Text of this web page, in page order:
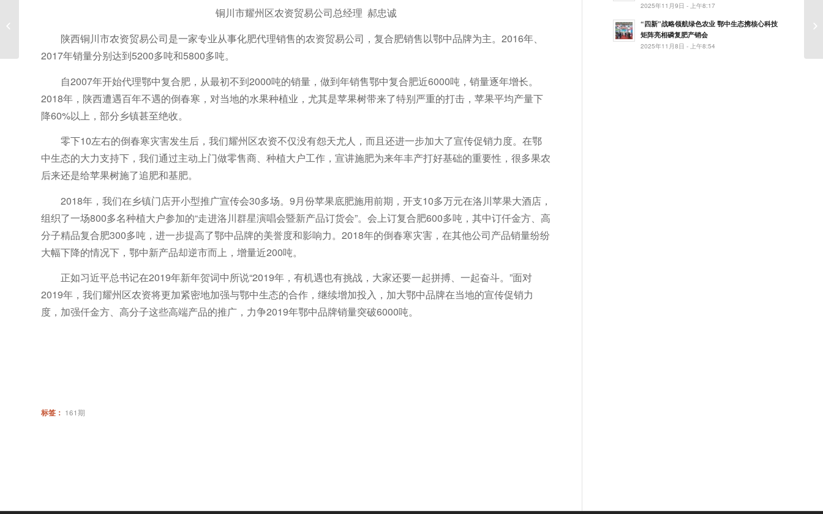
铜川市耀州区农资贸易公司总经理 郝忠诚
陕西铜川市农资贸易公司是一家专业从事化肥代理销售的农资贸易公司，复合肥销售以鄂中品牌为主。2016年、
2017年销量分别达到5200多吨和5800多吨。
自2007年开始代理鄂中复合肥，从最初不到2000吨的销量，做到年销售鄂中复合肥近6000吨，销量逐年增长。
2018年，陕西遭遇百年不遇的倒春寒，对当地的水果种植业，尤其是苹果树带来了特别严重的打击，苹果平均产量下
降60%以上，部分乡镇甚至绝收。
零下10左右的倒春寒灾害发生后，我们耀州区农资不仅没有怨天尤人，而且还进一步加大了宣传促销力度。在鄂
中生态的大力支持下，我们通过主动上门做零售商、种植大户工作，宣讲施肥为来年丰产打好基础的重要性，很多果农
后来还是给苹果树施了追肥和基肥。
2018年，我们在乡镇门店开小型推广宣传会30多场。9月份苹果底肥施用前期，开支10多万元在洛川苹果大酒店，
组织了一场800多名种植大户参加的“走进洛川群星演唱会暨新产品订货会”。会上订复合肥600多吨，其中订仟金方、高
分子精品复合肥300多吨，进一步提高了鄂中品牌的美誉度和影响力。2018年的倒春寒灾害，在其他公司产品销量纷纷
大幅下降的情况下，鄂中新产品却逆市而上，增量近200吨。
正如习近平总书记在2019年新年贺词中所说“2019年，有机遇也有挑战，大家还要一起拼搏、一起奋斗。”面对
2019年，我们耀州区农资将更加紧密地加强与鄂中生态的合作，继续增加投入，加大鄂中品牌在当地的宣传促销力
度，加强仟金方、高分子这些高端产品的推广，力争2019年鄂中品牌销量突破6000吨。
标签： 161期
2025年11月9日 - 上午8:17
“四新”战略领航绿色农业 鄂中生态携核心科技
矩阵亮相磷复肥产销会
2025年11月8日 - 上午8:54